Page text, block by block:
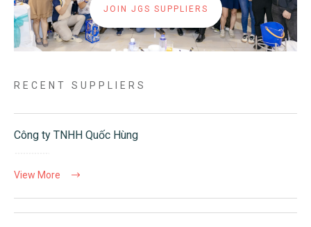
JOIN JGS SUPPLIERS
RECENT SUPPLIERS
Công ty TNHH Quốc Hùng
View More